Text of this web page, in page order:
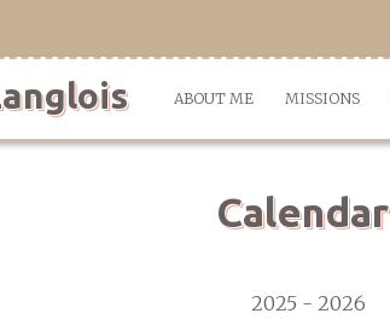
ABOUT ME MISSIONS
Calendar
2025 - 2026